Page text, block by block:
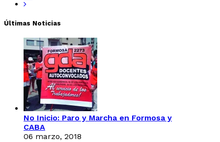
Últimas Noticias
No Inicio: Paro y Marcha en Formosa y
CABA
06 marzo, 2018